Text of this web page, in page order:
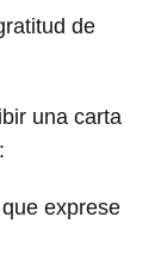
de
una carta
exprese